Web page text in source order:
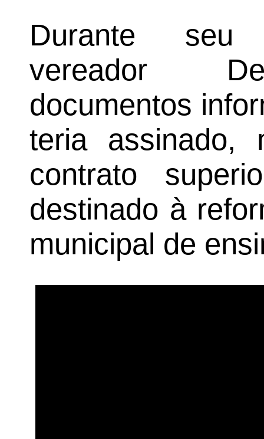
Durante seu
vereador
documentos
teria
contrato
destinado à
municipal de